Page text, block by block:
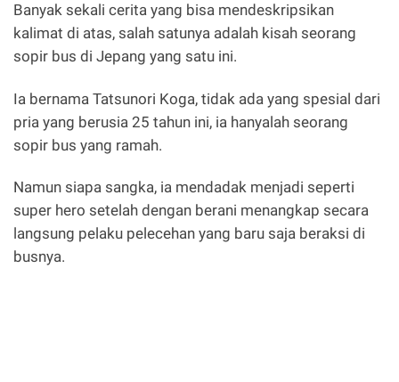
Banyak sekali cerita yang bisa mendeskripsikan
kalimat di atas, salah satunya adalah kisah seorang
sopir bus di Jepang yang satu ini.
Ia bernama Tatsunori Koga, tidak ada yang spesial dari
pria yang berusia 25 tahun ini, ia hanyalah seorang
sopir bus yang ramah.
Namun siapa sangka, ia mendadak menjadi seperti
super hero setelah dengan berani menangkap secara
langsung pelaku pelecehan yang baru saja beraksi di
busnya.